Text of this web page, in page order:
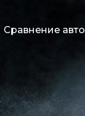
Сравнение авто